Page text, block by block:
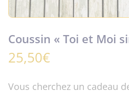
Coussin « Toi et Moi
25,50€
Vous cherchez un cadeau